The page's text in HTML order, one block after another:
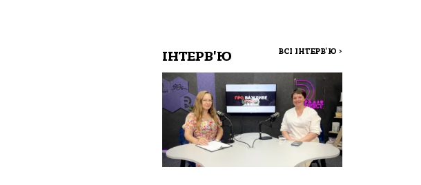
ІНТЕРВ'Ю ВСІ ІНТЕРВ'Ю >